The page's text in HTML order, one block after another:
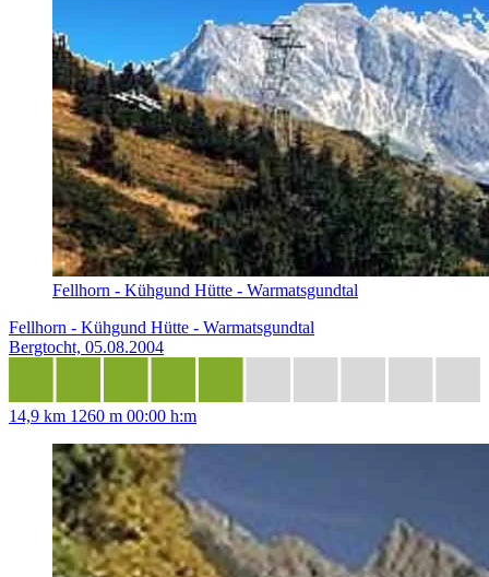
Fellhorn - Kühgund Hütte - Warmatsgundtal
Fellhorn - Kühgund Hütte - Warmatsgundtal
Bergtocht, 05.08.2004
14,9 km 1260 m 00:00 h:m